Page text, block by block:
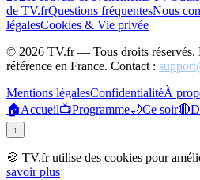
de TV.frQuestions fréquentesNous
légalesCookies & Vie privée
© 2026 TV.fr — Tous droits réservés.
référence en France. Contact :
Mentions légalesConfidentialitéÀ
🏠Accueil📺Programme🌙Ce soir🔴
↑
🍪 TV.fr utilise des cookies pour
savoir plus